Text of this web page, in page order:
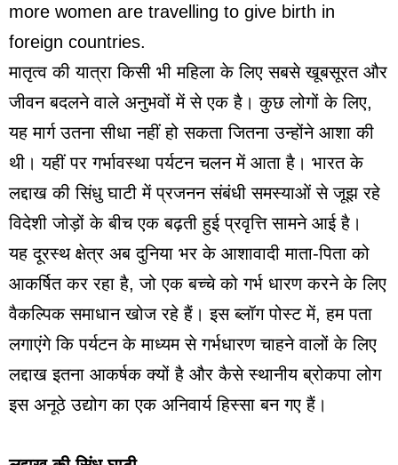
more women are travelling to give birth in
foreign countries.
मातृत्व की यात्रा किसी भी महिला के लिए सबसे खूबसूरत और
जीवन बदलने वाले अनुभवों में से एक है। कुछ लोगों के लिए,
यह मार्ग उतना सीधा नहीं हो सकता जितना उन्होंने आशा की
थी। यहीं पर गर्भावस्था पर्यटन चलन में आता है। भारत के
लद्दाख की सिंधु घाटी में प्रजनन संबंधी समस्याओं से जूझ रहे
विदेशी जोड़ों के बीच एक बढ़ती हुई प्रवृत्ति सामने आई है।
यह दूरस्थ क्षेत्र अब दुनिया भर के आशावादी माता-पिता को
आकर्षित कर रहा है, जो एक बच्चे को गर्भ धारण करने के लिए
वैकल्पिक समाधान खोज रहे हैं। इस ब्लॉग पोस्ट में, हम पता
लगाएंगे कि पर्यटन के माध्यम से गर्भधारण चाहने वालों के लिए
लद्दाख इतना आकर्षक क्यों है और कैसे स्थानीय ब्रोकपा लोग
इस अनूठे उद्योग का एक अनिवार्य हिस्सा बन गए हैं।